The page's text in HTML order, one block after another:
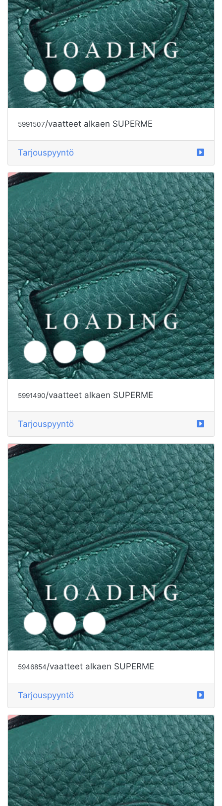
5997455 /vaatteet alkaen SUPERME
Tarjouspyyntö
5991507 /vaatteet alkaen SUPERME
Tarjouspyyntö
Tarjouspyyntö